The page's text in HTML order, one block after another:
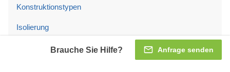
Anfrage senden
Brauche Sie Hilfe?
Konstruktionstypen
Isolierung
Dachschindeln